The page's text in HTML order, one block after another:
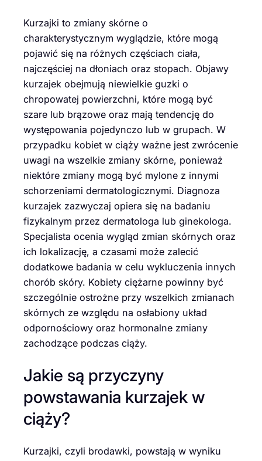
Kurzajki to zmiany skórne o
charakterystycznym wyglądzie, które mogą
pojawić się na różnych częściach ciała,
najczęściej na dłoniach oraz stopach. Objawy
kurzajek obejmują niewielkie guzki o
chropowatej powierzchni, które mogą być
szare lub brązowe oraz mają tendencję do
występowania pojedynczo lub w grupach. W
przypadku kobiet w ciąży ważne jest zwrócenie
uwagi na wszelkie zmiany skórne, ponieważ
niektóre zmiany mogą być mylone z innymi
schorzeniami dermatologicznymi. Diagnoza
kurzajek zazwyczaj opiera się na badaniu
fizykalnym przez dermatologa lub ginekologa.
Specjalista ocenia wygląd zmian skórnych oraz
ich lokalizację, a czasami może zalecić
dodatkowe badania w celu wykluczenia innych
chorób skóry. Kobiety ciężarne powinny być
szczególnie ostrożne przy wszelkich zmianach
skórnych ze względu na osłabiony układ
odpornościowy oraz hormonalne zmiany
zachodzące podczas ciąży.
Jakie są przyczyny
powstawania kurzajek w
ciąży?
Kurzajki, czyli brodawki, powstają w wyniku